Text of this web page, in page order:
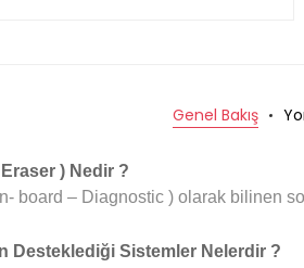
Genel Bakış
) Nedir ?
board – Diagnostic ) olarak bilinen
Desteklediği Sistemler Nelerdir ?